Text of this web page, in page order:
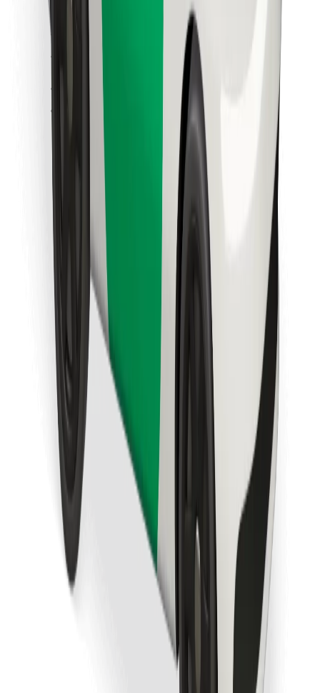
Lataa Bolt-sovellus
Löydä lempiruokasi!
Lataa Bolt Food -sovellus